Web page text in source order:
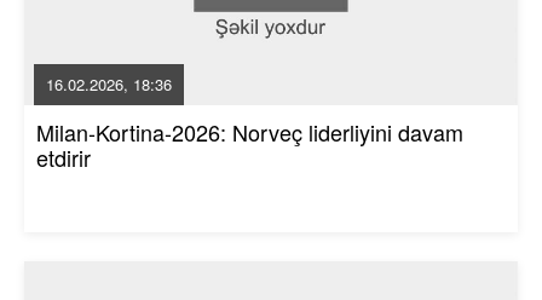
16.02.2026, 18:36
Milan-Kortina-2026: Norveç liderliyini davam
etdirir